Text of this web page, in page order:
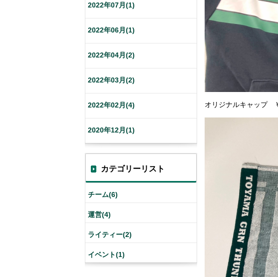
オリジナルキャップ
2022年07月(1)
2022年06月(1)
2022年04月(2)
2022年03月(2)
2022年02月(4)
2020年12月(1)
カテゴリーリスト
チーム(6)
運営(4)
ライティー(2)
イベント(1)